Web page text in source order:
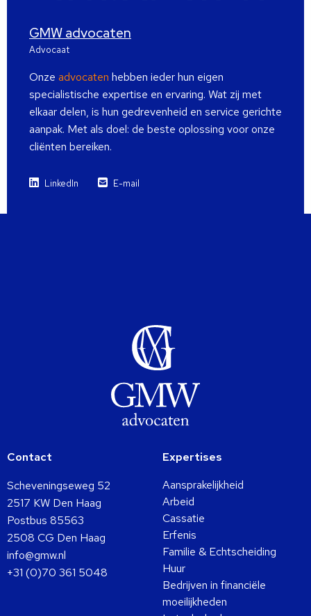
GMW advocaten
Advocaat
Onze advocaten hebben ieder hun eigen
specialistische expertise en ervaring. Wat zij met
elkaar delen, is hun gedrevenheid en service gerichte
aanpak. Met als doel: de beste oplossing voor onze
cliënten bereiken.
LinkedIn E-mail
Contact
Scheveningseweg 52
2517 KW Den Haag
Postbus 85563
2508 CG Den Haag
info@gmw.nl
+31 (0)70 361 5048
Expertises
Aansprakelijkheid
Arbeid
Cassatie
Erfenis
Familie & Echtscheiding
Huur
Bedrijven in financiële
moeilijkheden